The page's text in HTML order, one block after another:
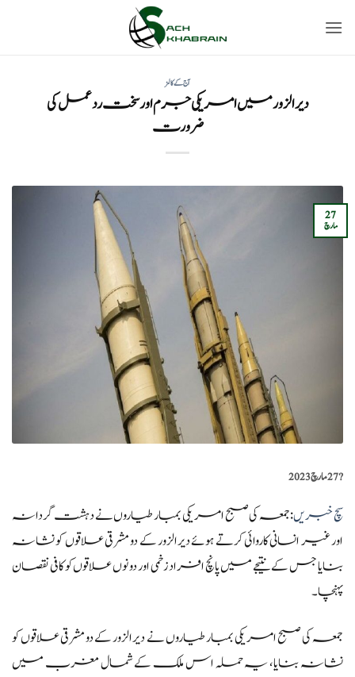
آج کے کالمز
دیرالزور میں امریکی جرم اور سخت ردعمل کی
ضرورت
27
مارچ
?️27 مارچ 2023
سچ خبریں:جمعہ کی صبح امریکی بمبار طیاروں نے دہشت گردانہ
اور غیر انسانی کاروائی کرتے ہوئے دیرالزور کے دو مشرقی علاقوں کو نشانہ
بنایا جس کے نتیجے میں پانچ افراد زخمی اور دونوں علاقوں کو کافی نقصان
پہنچا۔
جمعہ کی صبح امریکی بمبار طیاروں نے دیرالزور کے دو مشرقی علاقوں کو
نشانہ بنایا، یہ حملہ اس ملک کے شمال مغرب میں